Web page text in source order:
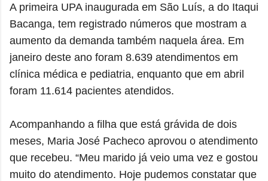
A primeira UPA inaugurada em São Luís, a do Itaqui
Bacanga, tem registrado números que mostram a
aumento da demanda também naquela área. Em
janeiro deste ano foram 8.639 atendimentos em
clínica médica e pediatria, enquanto que em abril
foram 11.614 pacientes atendidos.
Acompanhando a filha que está grávida de dois
meses, Maria José Pacheco aprovou o atendimento
que recebeu. “Meu marido já veio uma vez e gostou
muito do atendimento. Hoje pudemos constatar que